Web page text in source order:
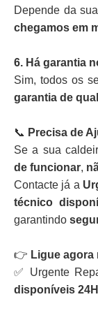
Depende da
chegamos em
6. Há garantia
Sim, todos os
garantia de
📞 Precisa de
Se a sua
de funcionar,
Contacte já a
técnico
garantindo
👉 Ligue agora
✅ Urgente
disponíveis